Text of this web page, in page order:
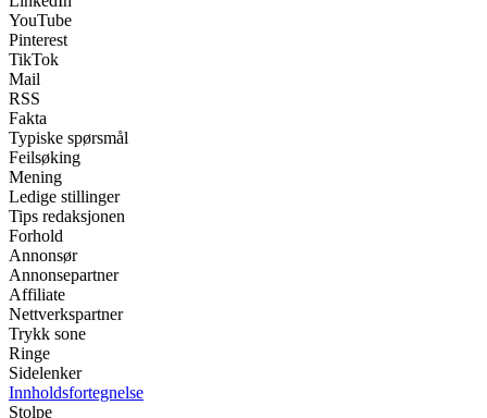
YouTube
Pinterest
TikTok
Mail
RSS
Fakta
Typiske spørsmål
Feilsøking
Mening
Ledige stillinger
Tips redaksjonen
Forhold
Annonsør
Annonsepartner
Affiliate
Nettverkspartner
Trykk sone
Ringe
Sidelenker
Innholdsfortegnelse
Stolpe